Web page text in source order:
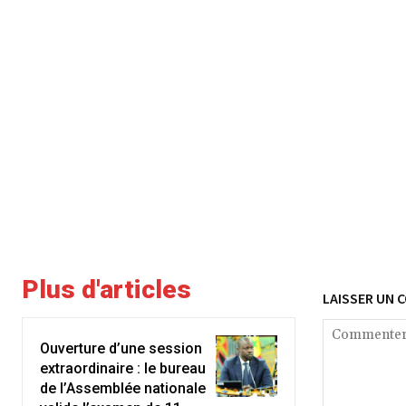
Plus d'articles
Ouverture d’une session
extraordinaire : le bureau
de l’Assemblée nationale
LAISSER UN